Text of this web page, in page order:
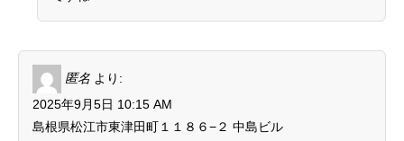
匿名 より:
2025年9月5日 10:15 AM
島根県松江市東津田町１１８６−２ 中島ビル